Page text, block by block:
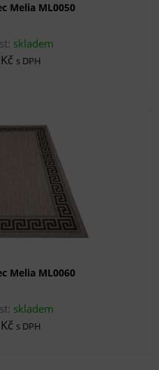
Melia ML0050
skladem
s DPH
Melia ML0060
skladem
s DPH